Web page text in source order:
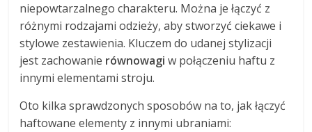
niepowtarzalnego charakteru. Można je łączyć z
różnymi rodzajami odzieży, aby stworzyć ciekawe i
stylowe zestawienia. Kluczem do udanej stylizacji
jest zachowanie równowagi w połączeniu haftu z
innymi elementami stroju.
Oto kilka sprawdzonych sposobów na to, jak łączyć
haftowane elementy z innymi ubraniami: